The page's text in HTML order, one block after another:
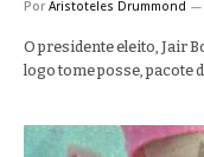
Por Aristoteles Drummond
O presidente eleito, Jair
logo tome posse, pacote